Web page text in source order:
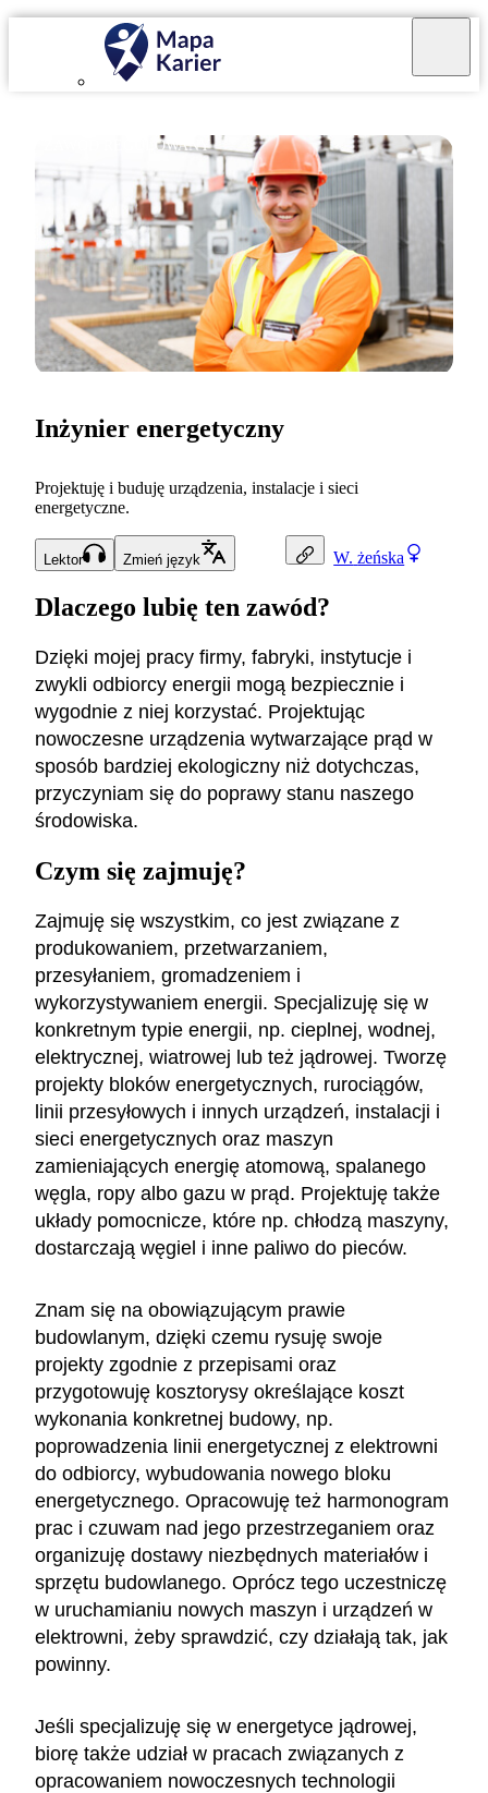
ZAWÓD REGULOWANY
W. żeńska
Inżynier energetyczny
Projektuję i buduję urządzenia, instalacje i sieci
energetyczne.
Lektor Zmień język
Dlaczego lubię ten zawód?
Dzięki mojej pracy firmy, fabryki, instytucje i
zwykli odbiorcy energii mogą bezpiecznie i
wygodnie z niej korzystać. Projektując
nowoczesne urządzenia wytwarzające prąd w
sposób bardziej ekologiczny niż dotychczas,
przyczyniam się do poprawy stanu naszego
środowiska.
Czym się zajmuję?
Zajmuję się wszystkim, co jest związane z
produkowaniem, przetwarzaniem,
przesyłaniem, gromadzeniem i
wykorzystywaniem energii. Specjalizuję się w
konkretnym typie energii, np. cieplnej, wodnej,
elektrycznej, wiatrowej lub też jądrowej. Tworzę
projekty bloków energetycznych, rurociągów,
linii przesyłowych i innych urządzeń, instalacji i
sieci energetycznych oraz maszyn
zamieniających energię atomową, spalanego
węgla, ropy albo gazu w prąd. Projektuję także
układy pomocnicze, które np. chłodzą maszyny,
dostarczają węgiel i inne paliwo do pieców.
Znam się na obowiązującym prawie
budowlanym, dzięki czemu rysuję swoje
projekty zgodnie z przepisami oraz
przygotowuję kosztorysy określające koszt
wykonania konkretnej budowy, np.
poprowadzenia linii energetycznej z elektrowni
do odbiorcy, wybudowania nowego bloku
energetycznego. Opracowuję też harmonogram
prac i czuwam nad jego przestrzeganiem oraz
organizuję dostawy niezbędnych materiałów i
sprzętu budowlanego. Oprócz tego uczestniczę
w uruchamianiu nowych maszyn i urządzeń w
elektrowni, żeby sprawdzić, czy działają tak, jak
powinny.
Jeśli specjalizuję się w energetyce jądrowej,
biorę także udział w pracach związanych z
opracowaniem nowoczesnych technologii